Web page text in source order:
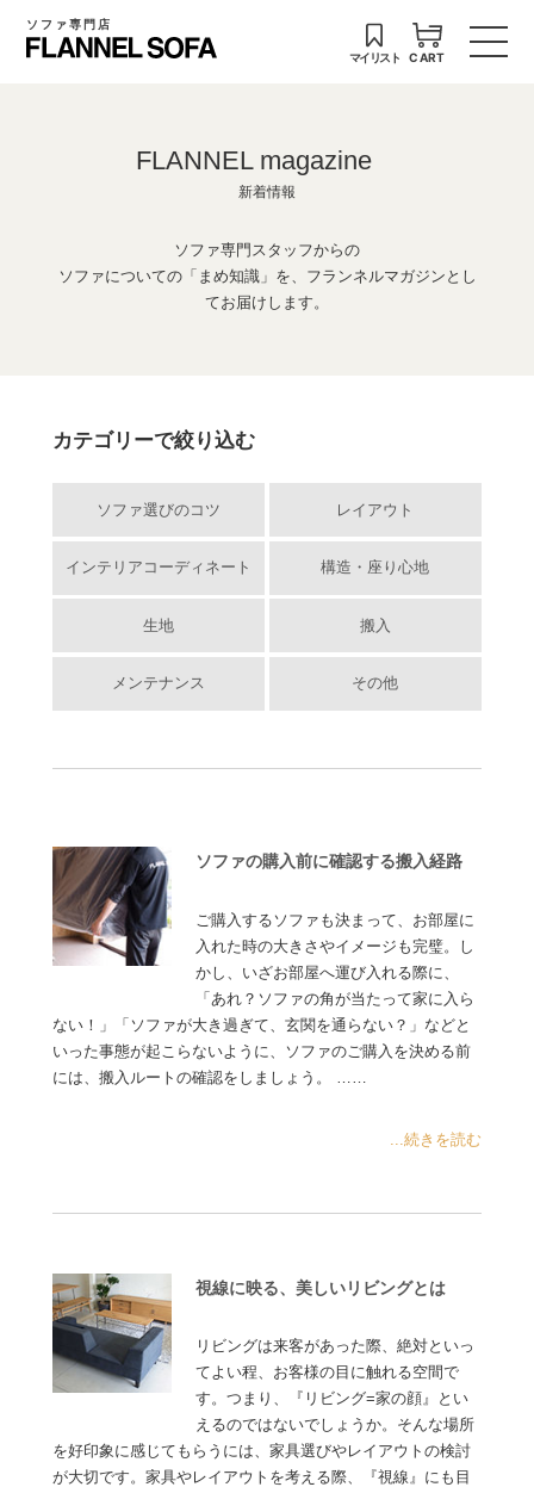
ソファ専門店
マイリスト CART
FLANNEL magazine
新着情報
ソファ専門スタッフからの
ソファについての「まめ知識」を、フランネルマガジンとし
てお届けします。
カテゴリーで絞り込む
ソファ選びのコツ レイアウト
インテリアコーディネート 構造・座り心地
生地 搬入
メンテナンス その他
ソファの購入前に確認する搬入経路
ご購入するソファも決まって、お部屋に
入れた時の大きさやイメージも完璧。し
かし、いざお部屋へ運び入れる際に、
「あれ？ソファの角が当たって家に入ら
ない！」「ソファが大き過ぎて、玄関を通らない？」などと
いった事態が起こらないように、ソファのご購入を決める前
には、搬入ルートの確認をしましょう。 ……
...続きを読む
視線に映る、美しいリビングとは
リビングは来客があった際、絶対といっ
てよい程、お客様の目に触れる空間で
す。つまり、『リビング=家の顔』とい
えるのではないでしょうか。そんな場所
を好印象に感じてもらうには、家具選びやレイアウトの検討
が大切です。家具やレイアウトを考える際、『視線』にも目